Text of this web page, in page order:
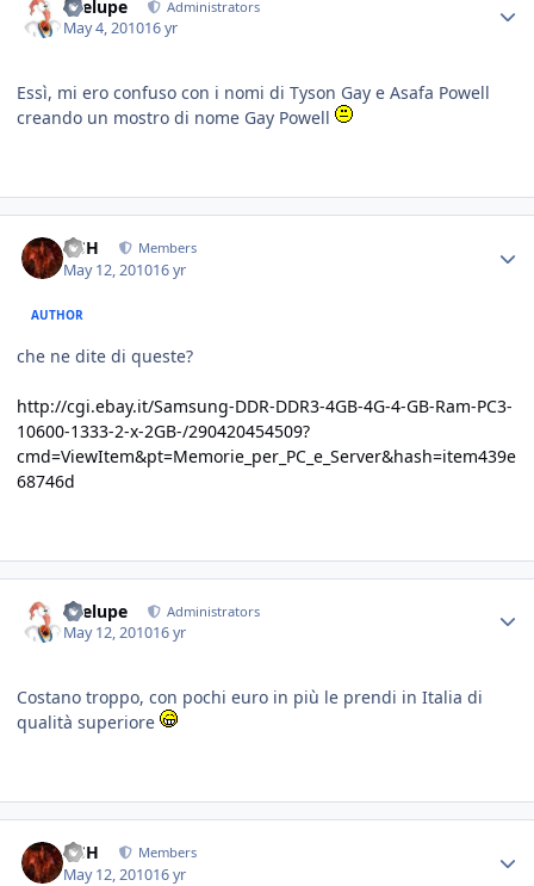
Toelupe Administrators
May 4, 201016 yr
Essì, mi ero confuso con i nomi di Tyson Gay e Asafa Powell
creando un mostro di nome Gay Powell
HSH Members
May 12, 201016 yr
AUTHOR
che ne dite di queste?
http://cgi.ebay.it/Samsung-DDR-DDR3-4GB-4G-4-GB-Ram-PC3-
10600-1333-2-x-2GB-/290420454509?
cmd=ViewItem&pt=Memorie_per_PC_e_Server&hash=item439e
68746d
Toelupe Administrators
May 12, 201016 yr
Costano troppo, con pochi euro in più le prendi in Italia di
qualità superiore
HSH Members
May 12, 201016 yr